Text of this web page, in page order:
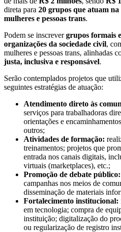
direta para 20 grupos que atuam
mulheres e pessoas trans.
Podem se inscrevergrupos formais
organizações da sociedade civil,
mulheres e pessoas trans, alinhadas
justa, inclusiva e responsável.
Serão contemplados projetos que
seguintes estratégias de atuação:
Atendimento direto às
serviços para trabalhadoras
orientações e
outros;
Atividades de formação:
treinamentos; projetos que
entrada nos canais digitais,
virtuais (marketplaces), etc.;
Promoção de debate público:
campanhas nos meios de
disseminação de materiais
Fortalecimento institucional:
em tecnologia; compra de
instituição; digitalização do
ou regularização de registro